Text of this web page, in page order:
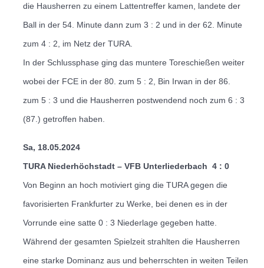
die Hausherren zu einem Lattentreffer kamen, landete der
Ball in der 54. Minute dann zum 3 : 2 und in der 62. Minute
zum 4 : 2, im Netz der TURA.
In der Schlussphase ging das muntere Toreschießen weiter
wobei der FCE in der 80. zum 5 : 2, Bin Irwan in der 86.
zum 5 : 3 und die Hausherren postwendend noch zum 6 : 3
(87.) getroffen haben.
Sa, 18.05.2024
TURA Niederhöchstadt – VFB Unterliederbach 4 : 0
Von Beginn an hoch motiviert ging die TURA gegen die
favorisierten Frankfurter zu Werke, bei denen es in der
Vorrunde eine satte 0 : 3 Niederlage gegeben hatte.
Während der gesamten Spielzeit strahlten die Hausherren
eine starke Dominanz aus und beherrschten in weiten Teilen